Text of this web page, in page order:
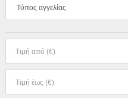
Τύπος αγγελίας